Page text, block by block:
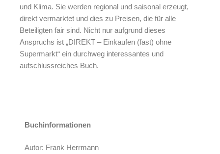
und Klima. Sie werden regional und saisonal erzeugt,
direkt vermarktet und dies zu Preisen, die für alle
Beteiligten fair sind. Nicht nur aufgrund dieses
Anspruchs ist „DIREKT – Einkaufen (fast) ohne
Supermarkt“ ein durchweg interessantes und
aufschlussreiches Buch.
Buchinformationen
Autor: Frank Herrmann